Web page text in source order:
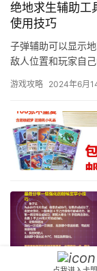
绝地求生辅助工
使用技巧
子弹辅助可以显示
敌人位置和玩家自
游戏攻略 2024年6月